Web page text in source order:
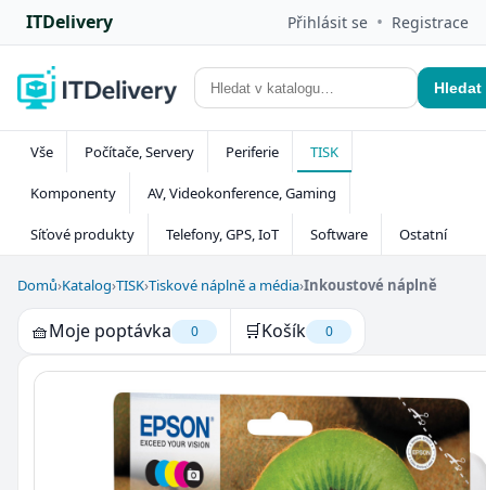
ITDelivery Přihlásit se • Registrace
Hledat
Vše Počítače, Servery Periferie TISK
Komponenty AV, Videokonference, Gaming
Síťové produkty Telefony, GPS, IoT Software Ostatní
Domů›Katalog›TISK›Tiskové náplně a média›Inkoustové náplně
🧺Moje poptávka 0 🛒Košík 0